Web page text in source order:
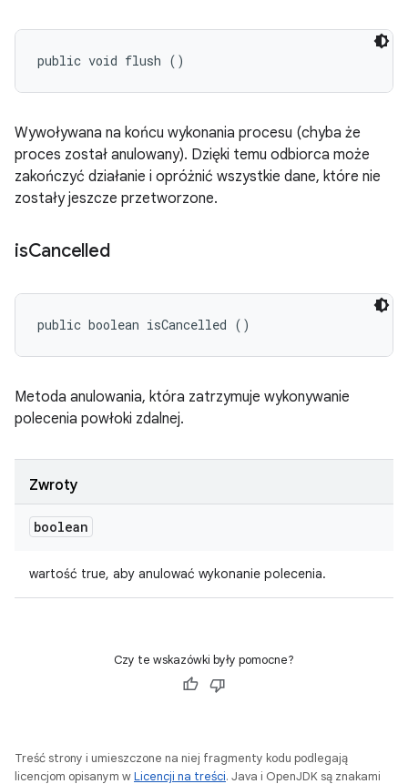
public void flush ()
Wywoływana na końcu wykonania procesu (chyba że
proces został anulowany). Dzięki temu odbiorca może
zakończyć działanie i opróżnić wszystkie dane, które nie
zostały jeszcze przetworzone.
isCancelled
public boolean isCancelled ()
Metoda anulowania, która zatrzymuje wykonywanie
polecenia powłoki zdalnej.
Zwroty
boolean
wartość true, aby anulować wykonanie polecenia.
Czy te wskazówki były pomocne?
Treść strony i umieszczone na niej fragmenty kodu podlegają
licencjom opisanym wLicencji na treści. Java i OpenJDK są znakami